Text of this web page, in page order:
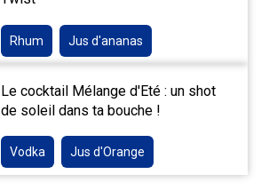
Rhum Jus d'ananas
Le cocktail Mélange d'Eté : un shot
de soleil dans ta bouche !
Vodka Jus d'Orange